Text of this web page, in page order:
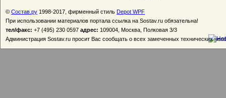
© Состав.ру 1998-2017, фирменный стиль Depot WPF
При использовании материалов портала ссылка на Sostav.ru обязательна!
тел/факс: +7 (495) 230 0597 адрес: 109004, Москва, Полковая 3/3
Администрация Sostav.ru просит Вас сообщать о всех замеченных технических